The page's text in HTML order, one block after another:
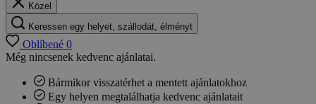
Közel
Keressen egy helyet, szállodát, élményt
Oblíbené 0
Még nincsenek kedvenc ajánlatai.
Bármikor visszatérhet a mentett ajánlatokhoz
Egy helyen megtalálhatja kedvenc ajánlatait